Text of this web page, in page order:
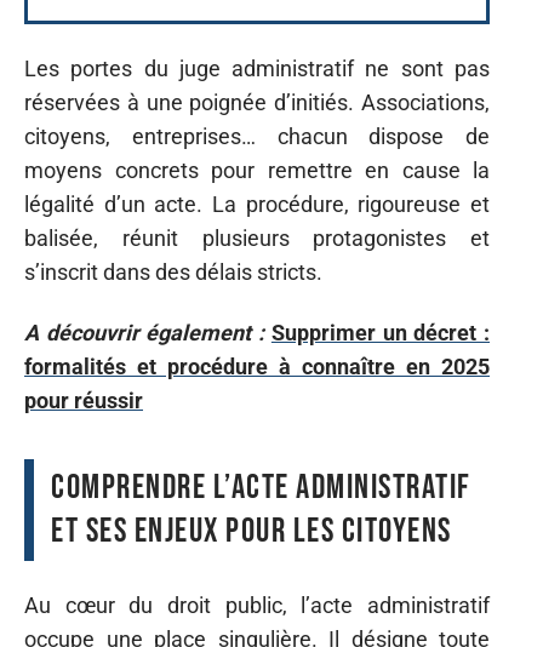
Les portes du juge administratif ne sont pas
réservées à une poignée d’initiés. Associations,
citoyens, entreprises… chacun dispose de
moyens concrets pour remettre en cause la
légalité d’un acte. La procédure, rigoureuse et
balisée, réunit plusieurs protagonistes et
s’inscrit dans des délais stricts.
A découvrir également : Supprimer un décret :
formalités et procédure à connaître en 2025
pour réussir
Comprendre l’acte administratif
et ses enjeux pour les citoyens
Au cœur du droit public, l’acte administratif
occupe une place singulière. Il désigne toute